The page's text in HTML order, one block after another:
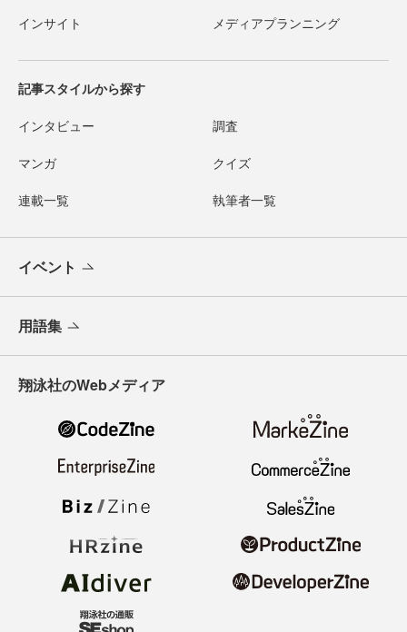
インサイト メディアプランニング
記事スタイルから探す
インタビュー 調査
マンガ クイズ
連載一覧 執筆者一覧
イベント
用語集
翔泳社のWebメディア